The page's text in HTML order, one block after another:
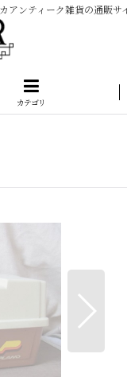
アンティーク雑貨の通販サ
カテゴリ